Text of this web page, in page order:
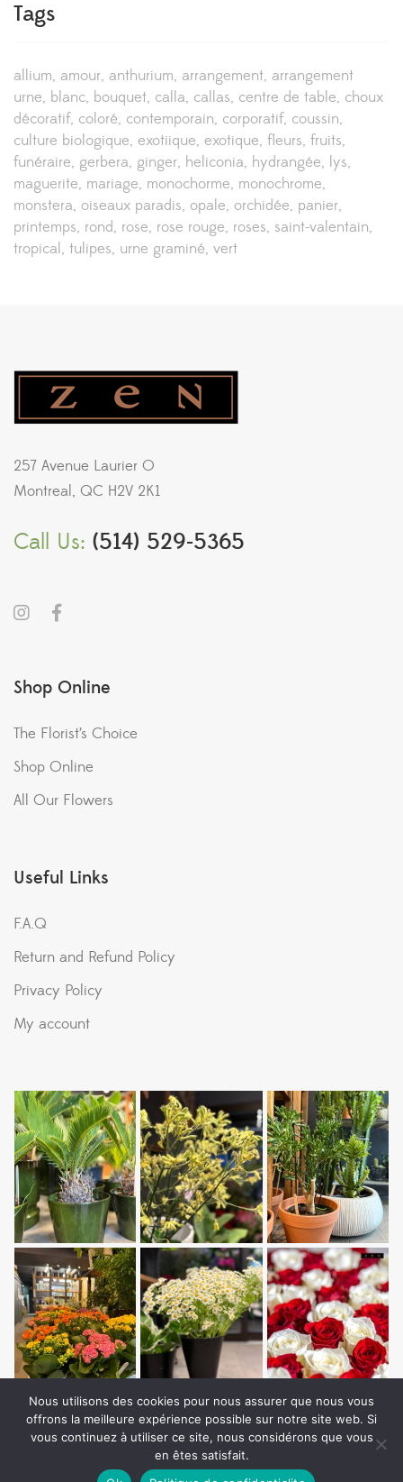
Tags
allium amour anthurium arrangement arrangement
urne blanc bouquet calla callas centre de table choux
décoratif coloré contemporain corporatif coussin
culture biologique exotiique exotique fleurs fruits
funéraire gerbera ginger heliconia hydrangée lys
maguerite mariage monochorme monochrome
monstera oiseaux paradis opale orchidée panier
printemps rond rose rose rouge roses saint-valentain
tropical tulipes urne graminé vert
257 Avenue Laurier O
Montreal, QC H2V 2K1
Call Us: (514) 529-5365
Shop Online
The Florist’s Choice
Shop Online
All Our Flowers
Useful Links
F.A.Q
Return and Refund Policy
Privacy Policy
My account
Nous utilisons des cookies pour nous assurer que nous vous
offrons la meilleure expérience possible sur notre site web. Si
vous continuez à utiliser ce site, nous considérons que vous
en êtes satisfait.